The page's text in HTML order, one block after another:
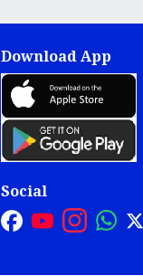
Download App
Social